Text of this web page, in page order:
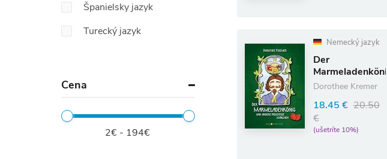
Španielsky jazyk
Turecký jazyk
Cena
2€ - 194€
Nemecký jazyk
Der
Marmeladenkönig
Dorothee Kremer
18.45 € 20.50
€
(ušetríte 10%)